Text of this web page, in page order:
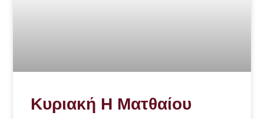
Κυριακή Η Ματθαίου